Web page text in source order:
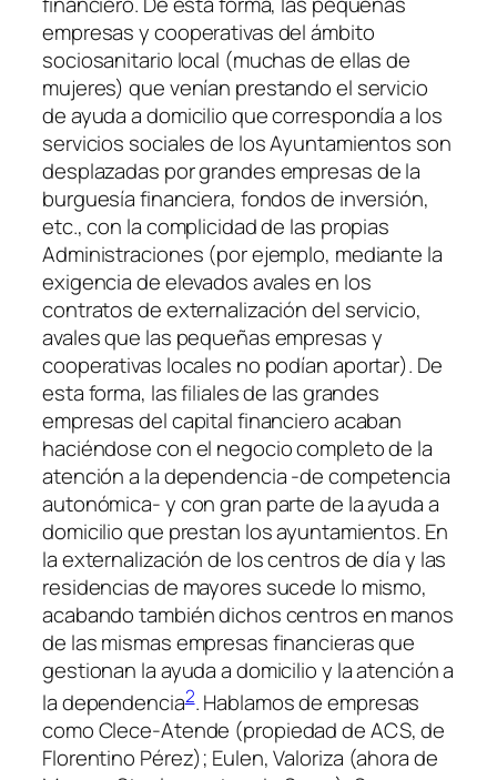
empresas y cooperativas del ámbito
sociosanitario local (muchas de ellas de
mujeres) que venían prestando el servicio
de ayuda a domicilio que correspondía a los
servicios sociales de los Ayuntamientos son
desplazadas por grandes empresas de la
burguesía financiera, fondos de inversión,
etc., con la complicidad de las propias
Administraciones (por ejemplo, mediante la
exigencia de elevados avales en los
contratos de externalización del servicio,
avales que las pequeñas empresas y
cooperativas locales no podían aportar). De
esta forma, las filiales de las grandes
empresas del capital financiero acaban
haciéndose con el negocio completo de la
atención a la dependencia -de competencia
autonómica- y con gran parte de la ayuda a
domicilio que prestan los ayuntamientos. En
la externalización de los centros de día y las
residencias de mayores sucede lo mismo,
acabando también dichos centros en manos
de las mismas empresas financieras que
gestionan la ayuda a domicilio y la atención a
la dependencia2. Hablamos de empresas
comoClece-Atende (propiedad de ACS, de
Florentino Pérez); Eulen,Valoriza (ahora de